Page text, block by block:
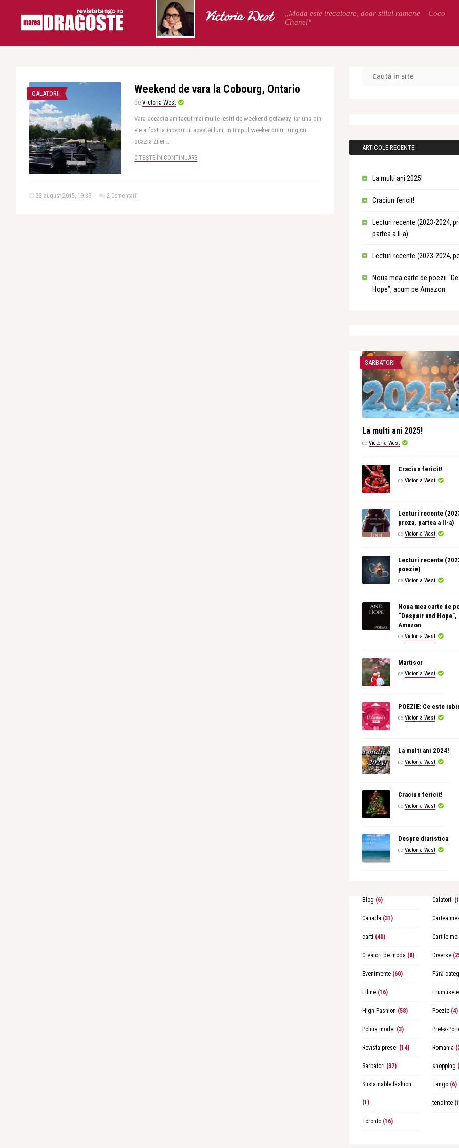
Victoria West
„Moda este trecatoare, doar stilul ramane – Coco
Chanel“
CALATORII Weekend de vara la Cobourg, Ontario
de Victoria West
Vara aceasta am facut mai multe iesiri de weekend getaway, iar una din
ele a fost la inceputul acestei luni, in timpul weekendului lung cu
ocazia Zilei ..
CITEȘTE ÎN CONTINUARE
23 august 2015, 19:39 2 Comentarii
ARTICOLE RECENTE
La multi ani 2025!
Craciun fericit!
Lecturi recente (2023-2024,
partea a II-a)
Lecturi recente (2023-2024,
Noua mea carte de poezii
Hope”, acum pe Amazon
SARBATORI
La multi ani 2025!
de Victoria West
Craciun fericit!
de Victoria West
Lecturi recente
proza, partea a II-a)
de Victoria West
Lecturi recente
poezie)
de Victoria West
Noua mea carte de
“Despair and Hope”,
Amazon
de Victoria West
Martisor
de Victoria West
POEZIE: Ce este
de Victoria West
La multi ani 2024!
de Victoria West
Craciun fericit!
de Victoria West
Despre diaristica
de Victoria West
Blog (6) Calatorii
Canada (31) Cartea
carti (40) Cartile
Creatori de moda (8) Diverse
Evenimente (60) Fără
Filme (16) Frumusete
High Fashion (58) Poezie (4)
Politia modei (3) Pret-a-
Revista presei (14) Romania
Sarbatori (37) shopping
Sustainable fashion
(1)
Tango (6)
tendinte
Toronto (16)